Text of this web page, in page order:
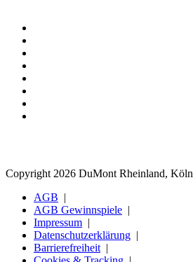
Copyright 2026 DuMont Rheinland, Köln
AGB
AGB Gewinnspiele
Impressum
Datenschutzerklärung
Barrierefreiheit